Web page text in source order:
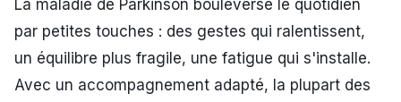
La maladie de Parkinson bouleverse le quotidien
par petites touches : des gestes qui ralentissent,
un équilibre plus fragile, une fatigue qui s'installe.
Avec un accompagnement adapté, la plupart des